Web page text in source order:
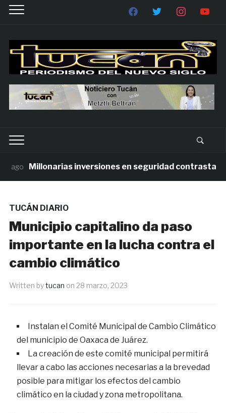
Millonarias inversiones en seguridad contrastan con
TUCÁN DIARIO
Municipio capitalino da paso
importante en la lucha contra el
cambio climático
Written bytucan on 28 marzo, 2023
Instalan el Comité Municipal de Cambio Climático
del municipio de Oaxaca de Juárez.
La creación de este comité municipal permitirá
llevar a cabo las acciones necesarias a la brevedad
posible para mitigar los efectos del cambio
climático en la ciudad y zona metropolitana.